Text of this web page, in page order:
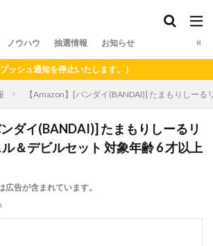
ノウハウ 抽選情報 お知らせ
通知を停止いたします。）
【Amazon】[バンダイ(BANDAI)] たまもりしー
ダイ(BANDAI)] たまもりしーるリ
＆デビルセット 対象年齢 6 才以上
告が含まれています。